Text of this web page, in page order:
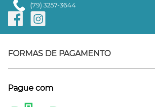
(79) 3257-3644
FORMAS DE PAGAMENTO
Pague com